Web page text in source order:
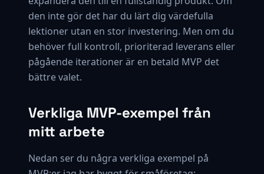
den inte gör det har du lärt dig värdefulla
lektioner utan en stor investering. Men om du
behöver full kontroll, prioriterad leverans eller
pågående iterationer är en betald MVP det
bättre valet.
Verkliga MVP-exempel från
mitt arbete
Nedan ser du några verkliga exempel på